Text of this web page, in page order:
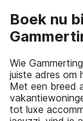
Boek nu
Wie
juiste adres om
Met een breed
tot luxe